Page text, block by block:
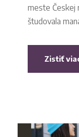
meste Českej
študovala
Zistiť